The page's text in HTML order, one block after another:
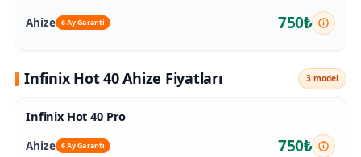
Ahize 6 Ay Garanti 750₺
Infinix Hot 40 Ahize Fiyatları 3 model
Infinix Hot 40 Pro
Ahize 6 Ay Garanti 750₺